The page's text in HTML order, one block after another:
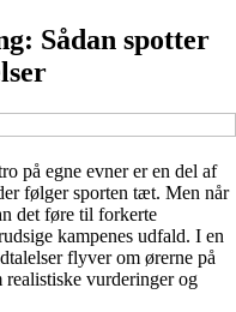
Sådan spotter
på egne evner er en del af
følger sporten tæt. Men når
det føre til forkerte
kampenes udfald. I en
flyver om ørerne på
vurderinger og